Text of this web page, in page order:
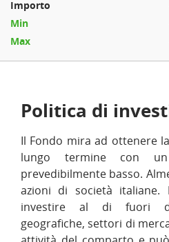
Politica di
Il Fondo mira ad ottenere
lungo termine con
prevedibilmente basso.
azioni di società
investire al di fuori
geografiche, settori di